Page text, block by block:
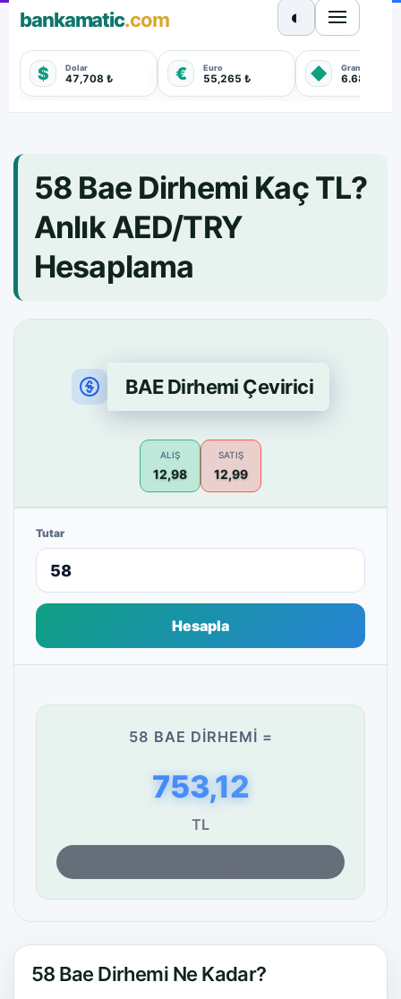
bankamatic.com
$ Dolar
47,708 ₺ € Euro
55,265 ₺ ◆ Gram Altın
6.680,570
◐
58 Bae Dirhemi Kaç TL?
Anlık AED/TRY
Hesaplama
BAE Dirhemi Çevirici
ALIŞ
12,98
SATIŞ
12,99
Tutar
Hesapla
58 BAE DIRHEMI =
753,12
TL
58 Bae Dirhemi Ne Kadar?